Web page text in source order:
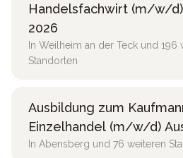
Handelsfachwirt (m/w/
2026
In Weilheim an der Teck und 196
Standorten
Ausbildung zum
Einzelhandel (m/w/d)
In Abensberg und 76 weiteren